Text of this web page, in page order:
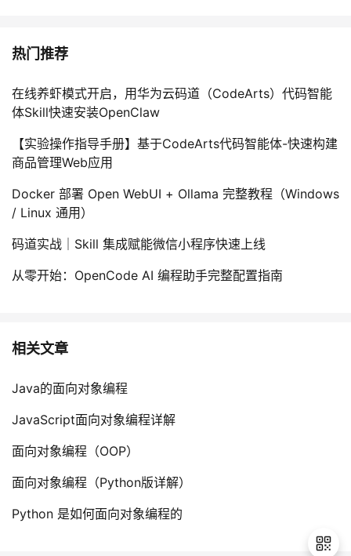
热门推荐
在线养虾模式开启，用华为云码道（CodeArts）代码智能
体Skill快速安装OpenClaw
【实验操作指导手册】基于CodeArts代码智能体-快速构建
商品管理Web应用
Docker 部署 Open WebUI + Ollama 完整教程（Windows
/ Linux 通用）
码道实战｜Skill 集成赋能微信小程序快速上线
从零开始：OpenCode AI 编程助手完整配置指南
相关文章
Java的面向对象编程
JavaScript面向对象编程详解
面向对象编程（OOP）
面向对象编程（Python版详解）
Python 是如何面向对象编程的